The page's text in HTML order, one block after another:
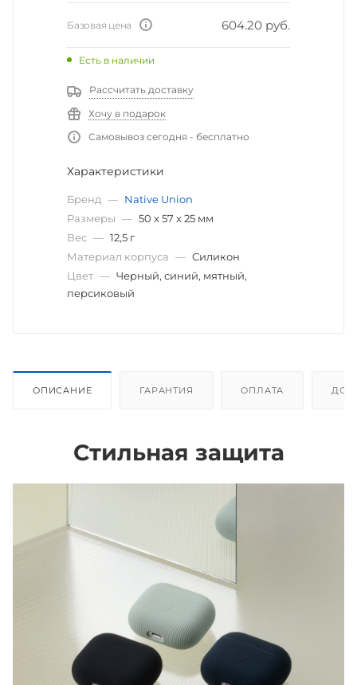
Базовая цена 604.20 руб.
Есть в наличии
Рассчитать доставку
Хочу в подарок
Самовывоз сегодня - бесплатно
Характеристики
Бренд — Native Union
Размеры — 50 х 57 х 25 мм
Вес — 12,5 г
Материал корпуса — Силикон
Цвет — Черный, синий, мятный,
персиковый
ОПИСАНИЕ ГАРАНТИЯ ОПЛАТА
Стильная защита